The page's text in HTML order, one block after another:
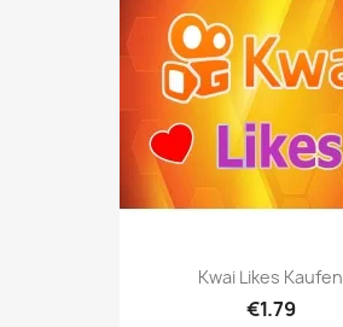
Kwai Likes Kaufen
€1.79